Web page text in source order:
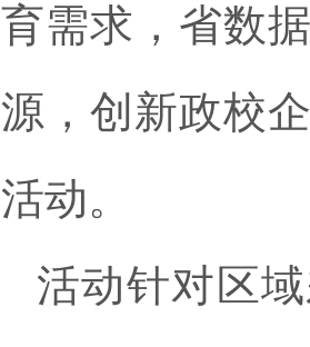
育需求，省数
源，创新政校
活动。
活动针对区